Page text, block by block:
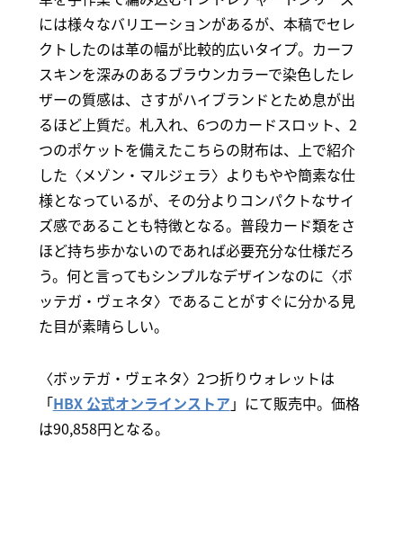
には様々なバリエーションがあるが、本稿でセレ
クトしたのは革の幅が比較的広いタイプ。カーフ
スキンを深みのあるブラウンカラーで染色したレ
ザーの質感は、さすがハイブランドとため息が出
るほど上質だ。札入れ、6つのカードスロット、2
つのポケットを備えたこちらの財布は、上で紹介
した〈メゾン・マルジェラ〉よりもやや簡素な仕
様となっているが、その分よりコンパクトなサイ
ズ感であることも特徴となる。普段カード類をさ
ほど持ち歩かないのであれば必要充分な仕様だろ
う。何と言ってもシンプルなデザインなのに〈ボ
ッテガ・ヴェネタ〉であることがすぐに分かる見
た目が素晴らしい。
〈ボッテガ・ヴェネタ〉2つ折りウォレットは
「HBX 公式オンラインストア 」にて販売中。価格
は90,858円となる。